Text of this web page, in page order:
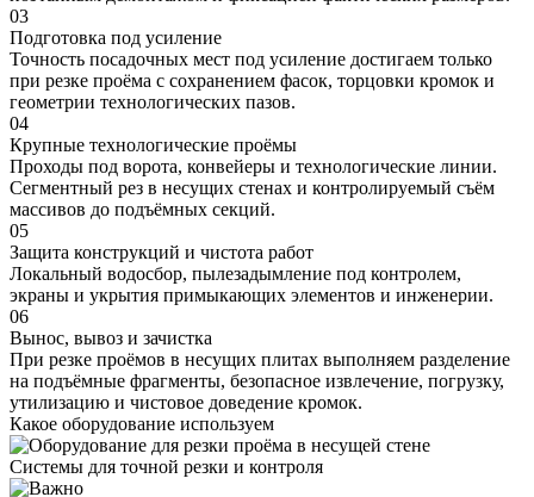
03
Подготовка под усиление
Точность посадочных мест под усиление достигаем только
при резке проёма с сохранением фасок, торцовки кромок и
геометрии технологических пазов.
04
Крупные технологические проёмы
Проходы под ворота, конвейеры и технологические линии.
Сегментный рез в несущих стенах и контролируемый съём
массивов до подъёмных секций.
05
Защита конструкций и чистота работ
Локальный водосбор, пылезадымление под контролем,
экраны и укрытия примыкающих элементов и инженерии.
06
Вынос, вывоз и зачистка
При резке проёмов в несущих плитах выполняем разделение
на подъёмные фрагменты, безопасное извлечение, погрузку,
утилизацию и чистовое доведение кромок.
Какое оборудование используем
Системы для точной резки и контроля